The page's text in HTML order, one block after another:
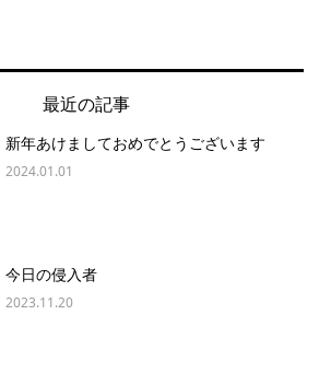
最近の記事
新年あけましておめでとうございます
2024.01.01
今日の侵入者
2023.11.20